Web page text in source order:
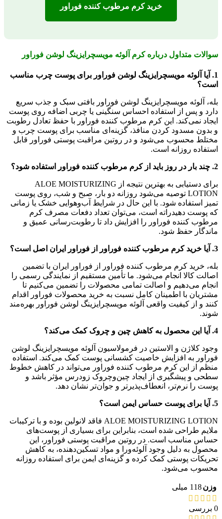
خرید کرم مرطوب کننده فوراور
سوالات متداول درباره کرم آلوئه مویسچرایزینگ لوشن فوراور
1. آیا آلوئه مویسچرایزینگ لوشن فوراور برای پوست چرب مناسب
است؟
بله، آلوئه مویسچرایزینگ لوشن فوراور بافتی سبک و جذب سریع
دارد و پس از استفاده احساس سنگینی یا چربی اضافه روی پوست
ایجاد نمی‌کند. این کرم مرطوب کننده فوراور با حفظ تعادل رطوبت
و بدون مسدود کردن منافذ، گزینه‌ای مناسب برای پوست چرب و
مختلط محسوب می‌شود و در روتین مراقبت پوستی فوراور قابل
استفاده روزانه است.
2. چند بار در روز باید از کرم مرطوب کننده فوراور استفاده شود؟
برای دستیابی به بهترین نتیجه از ALOE MOISTURIZING
LOTION توصیه می‌شود روزانه دو بار، صبح و شب، روی پوست
تمیز استفاده شود. با این حال در شرایط آب‌وهوایی خشک یا زمانی
که پوست دهیدراته است، می‌توان تعداد دفعات مصرف کرم
مرطوب کننده فوراور را افزایش داد تا رطوبت‌رسانی عمیق و
ماندگار حفظ شود.
3. آیا خرید کرم مرطوب کننده فوراور از فوراور ایران اصل است؟
بله، خرید کرم مرطوب کننده فوراور از فوراور ایران با تضمین
اصالت کالا انجام می‌شود. ما تأمین مستقیم از نمایندگی رسمی را
انجام می‌دهیم و اصالت تمامی محصولات را تضمین می‌کنیم تا
مشتریان با اطمینان کامل نسبت به خرید محصولات فوراور اقدام
کنند و از کیفیت واقعی آلوئه مویسچرایزینگ لوشن فوراور بهره‌مند
شوند.
4. آیا این محصول به کاهش چین و چروک کمک می‌کند؟
وجود کلاژن و الاستین در فرمولاسیون آلوئه مویسچرایزینگ لوشن
فوراور به افزایش خاصیت کشسانی پوست کمک می‌کند. استفاده
منظم از این کرم مرطوب کننده فوراور می‌تواند در کاهش خطوط
سطحی و پیشگیری از ایجاد چین‌وچروک زودرس مؤثر باشد و
پوست را نرم‌تر، انعطاف‌پذیرتر و جوان‌تر نشان دهد.
5. آیا برای پوست حساس ایمن است؟
ALOE MOISTURIZING LOTION فاقد لانولین بوده و با ترکیبات
ملایم طراحی شده است، بنابراین برای بسیاری از پوست‌های
حساس مناسب است. در روتین مراقبت پوستی فوراور، این
محصول به دلیل وجود آلوئه‌ورا و مواد تسکین‌دهنده، به کاهش
تحریکات پوستی کمک کرده و گزینه‌ای ایمن برای استفاده روزانه
محسوب می‌شود.
وزن118 میلی
0 بررسی